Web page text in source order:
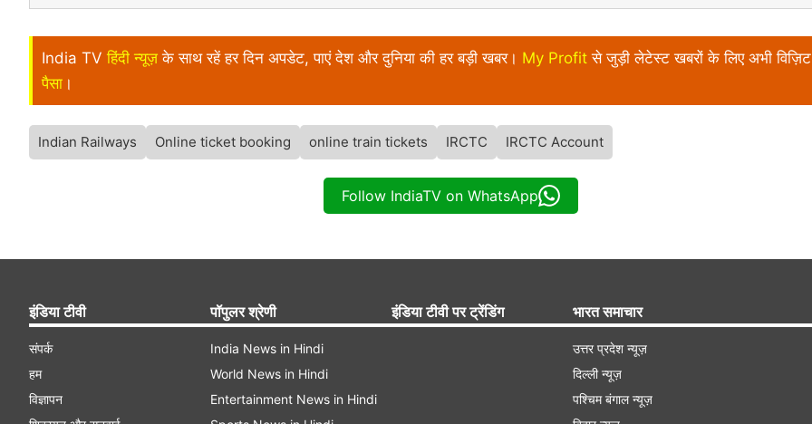
India TV हिंदी न्यूज़ के साथ रहें हर दिन अपडेट, पाएं देश और दुनिया की हर बड़ी खबर। My Profit से जुड़ी लेटेस्ट खबरों के लिए अभी
पैसा ।
Indian Railways Online ticket booking online train tickets IRCTC IRCTC Account
Follow IndiaTV on WhatsApp
इंडिया टीवी
संपर्क
हम
विज्ञापन
पॉपुलर श्रेणी
India News in Hindi
World News in Hindi
Entertainment News in Hindi
इंडिया टीवी पर ट्रेंडिंग भारत समाचार
उत्तर प्रदेश न्यूज़
दिल्ली न्यूज़
पश्चिम बंगाल न्यूज़